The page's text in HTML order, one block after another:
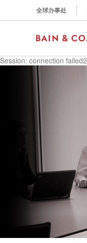
Session: connection failed2
全球办事处